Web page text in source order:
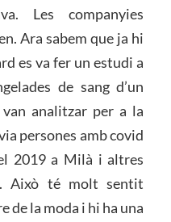
Les companyies
Ara sabem que ja hi
es va fer un estudi a
de sang d’un
analitzar per a la
persones amb covid
2019 a Milà i altres
Això té molt sentit
de la moda i hi ha una